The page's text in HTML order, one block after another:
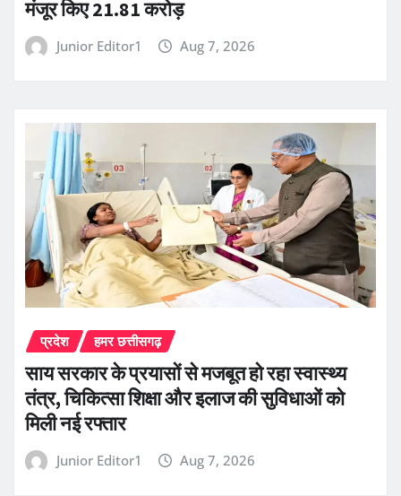
मंजूर किए 21.81 करोड़
Junior Editor1 Aug 7, 2026
प्रदेश हमर छत्तीसगढ़
साय सरकार के प्रयासों से मजबूत हो रहा स्वास्थ्य
तंत्र, चिकित्सा शिक्षा और इलाज की सुविधाओं को
मिली नई रफ्तार
Junior Editor1 Aug 7, 2026